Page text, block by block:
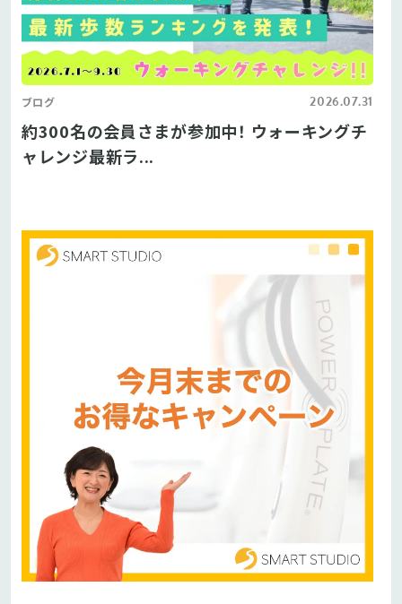
ブログ 2026.07.31
約300名の会員さまが参加中！ ウォーキングチ
ャレンジ最新ラ...